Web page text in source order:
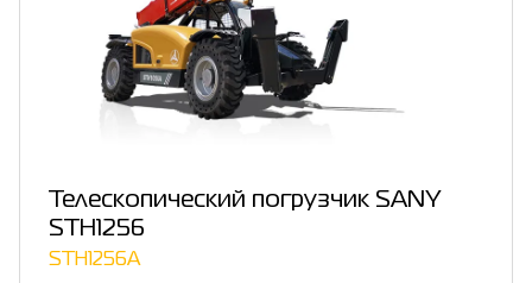
Телескопический погрузчик SANY
STH1256
STH1256A